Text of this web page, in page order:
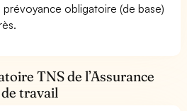
obligatoire (de base)
TNS de l’Assurance
travail